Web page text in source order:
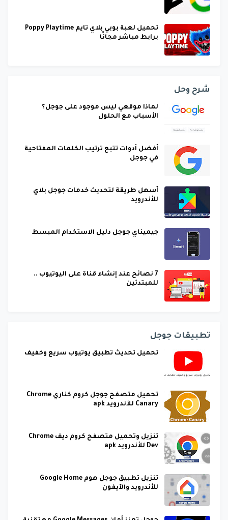
تحميل لعبة بوبي بلاي تايم Poppy Playtime
برابط مباشر مجانًا
شرح وحل
لماذا موقعي ليس موجود على جوجل؟
الأسباب مع الحلول
أفضل أدوات تتبع ترتيب الكلمات المفتاحية
في جوجل
أسهل طريقة لتحديث خدمات جوجل بلاي
للأندرويد
جيميناي جوجل دليل الاستخدام المبسط
7 نصائح عند إنشاء قناة على اليوتيوب ..
للمبتدئين
تطبيقات جوجل
تحميل تحديث تطبيق يوتيوب سريع وخفيف
تحميل متصفح جوجل كروم كناري Chrome
Canary للأندرويد apk
تنزيل وتحميل متصفح كروم ديف Chrome
Dev للأندرويد apk
تنزيل تطبيق جوجل هوم Google Home
للأندرويد والآيفون